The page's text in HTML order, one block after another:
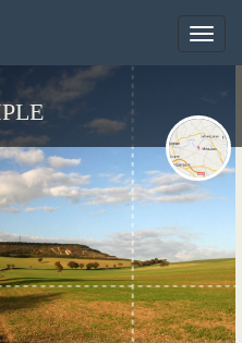
Toggle
Toggle